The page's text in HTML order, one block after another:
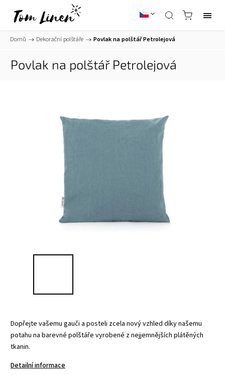
Domů / Dekorační polštáře / Povlak na polštář Petrolejová
Povlak na polštář Petrolejová
Dopřejte vašemu gauči a posteli zcela nový vzhled díky našemu
potahu na barevné polštáře vyrobené z nejjemnějších plátěných
tkanin.
Detailní informace